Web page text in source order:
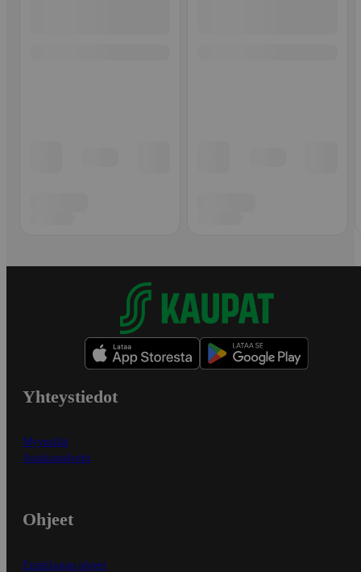
Yhteystiedot
Myymälät
Asiakaspalvelu
Ohjeet
Ensitilaajan ohjeet